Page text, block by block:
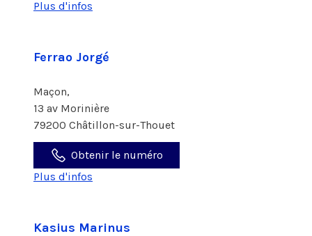
Plus d'infos
Ferrao Jorgé
Maçon,
13 av Morinière
79200 Châtillon-sur-Thouet
Obtenir le numéro
Plus d'infos
Kasius Marinus